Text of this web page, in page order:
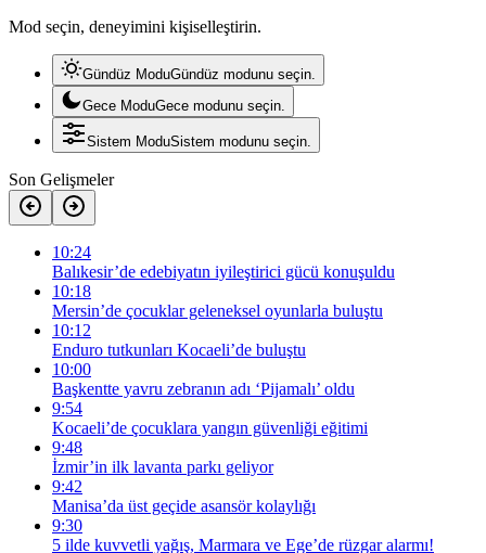
Mod seçin, deneyimini kişiselleştirin.
Gündüz ModuGündüz modunu seçin.
Gece ModuGece modunu seçin.
Sistem ModuSistem modunu seçin.
Son Gelişmeler
10:24
Balıkesir’de edebiyatın iyileştirici gücü konuşuldu
10:18
Mersin’de çocuklar geleneksel oyunlarla buluştu
10:12
Enduro tutkunları Kocaeli’de buluştu
10:00
Başkentte yavru zebranın adı ‘Pijamalı’ oldu
9:54
Kocaeli’de çocuklara yangın güvenliği eğitimi
9:48
İzmir’in ilk lavanta parkı geliyor
9:42
Manisa’da üst geçide asansör kolaylığı
9:30
5 ilde kuvvetli yağış, Marmara ve Ege’de rüzgar alarmı!